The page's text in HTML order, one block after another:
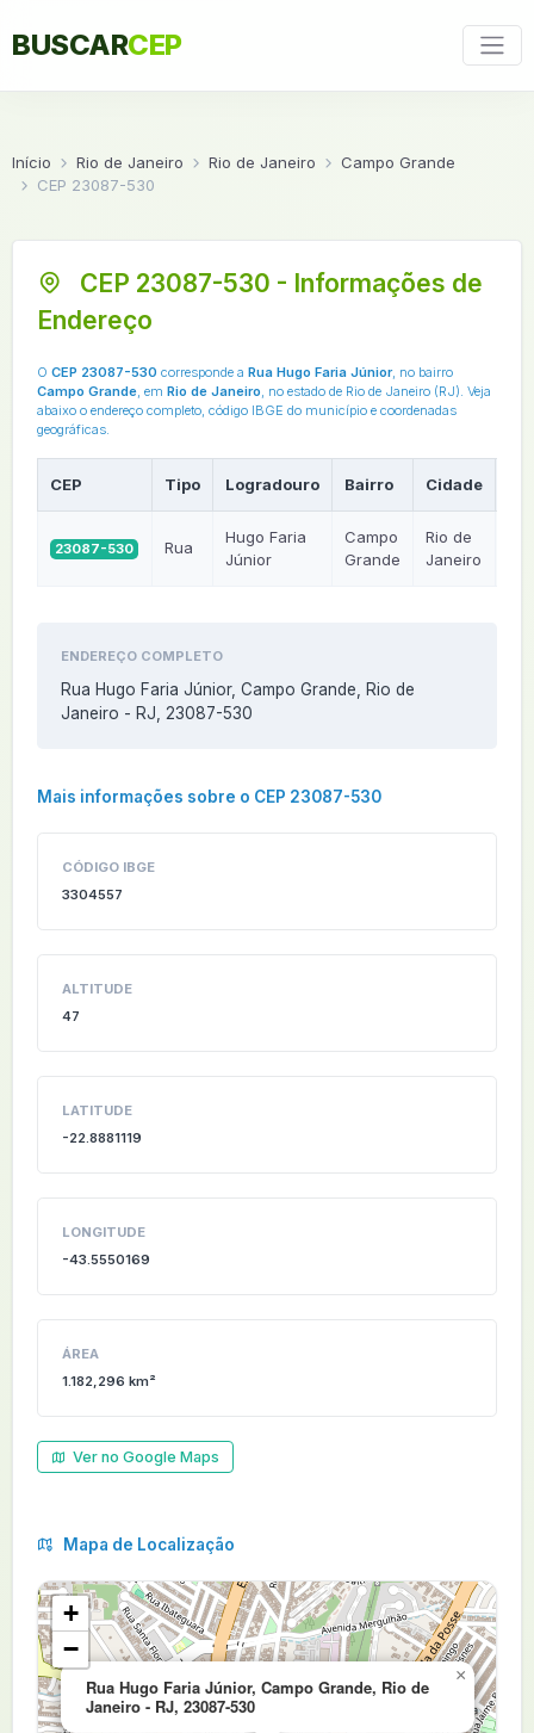
BUSCARCEP
Início Rio de Janeiro Rio de Janeiro
Campo Grande
CEP 23087-530
CEP 23087-530 - Informações de
Endereço
O CEP 23087-530 corresponde a Rua Hugo Faria Júnior, no bairro
Campo Grande, em Rio de Janeiro, no estado de Rio de Janeiro (RJ). Veja
abaixo o endereço completo, código IBGE do município e coordenadas
geográficas.
CEP Tipo Logradouro Bairro Cidade
23087-530 Rua
Hugo Faria
Júnior
Campo
Grande
Rio de
Janeiro
ENDEREÇO COMPLETO
Rua Hugo Faria Júnior, Campo Grande, Rio de
Janeiro - RJ, 23087-530
Mais informações sobre o CEP 23087-530
CÓDIGO IBGE
3304557
ALTITUDE
47
LATITUDE
-22.8881119
LONGITUDE
-43.5550169
ÁREA
1.182,296 km²
Ver no Google Maps
Mapa de Localização
Rua Hugo Faria Júnior, Campo Grande, Rio de
Janeiro - RJ, 23087-530
×
+
−